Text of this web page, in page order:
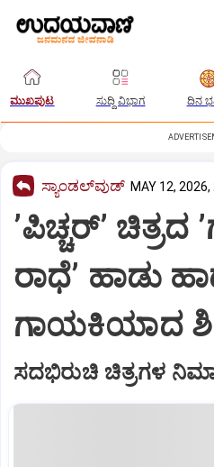
ಮುಖಪುಟ ಸುದ್ದಿ ವಿಭಾಗ ದಿನ
ಸ್ಯಾಂಡಲ್‌ವುಡ್‌ MAY 12,
ʼಪಿಚ್ಚರ್ʼ ಚಿತ್ರದ
ರಾಧೆʼ ಹಾಡು
ಗಾಯಕಿಯಾದ
ಸದಭಿರುಚಿ ಚಿತ್ರಗಳ